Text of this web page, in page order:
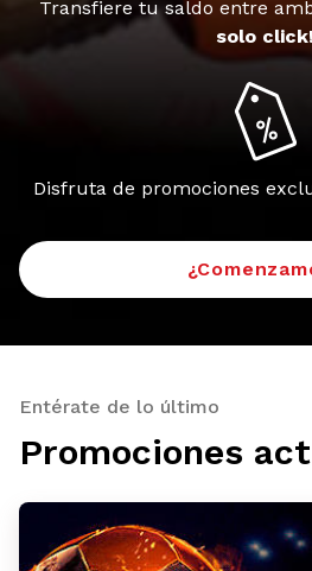
Transfiere tu saldo entre
solo click!
Disfruta de promociones
Entérate de lo último
Promociones